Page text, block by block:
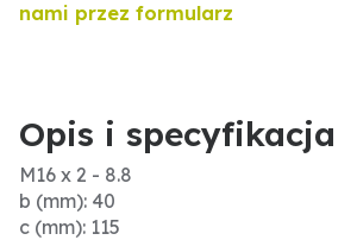
nami przez formularz
Opis i specyfikacja
M16 x 2 - 8.8
b (mm): 40
c (mm): 115